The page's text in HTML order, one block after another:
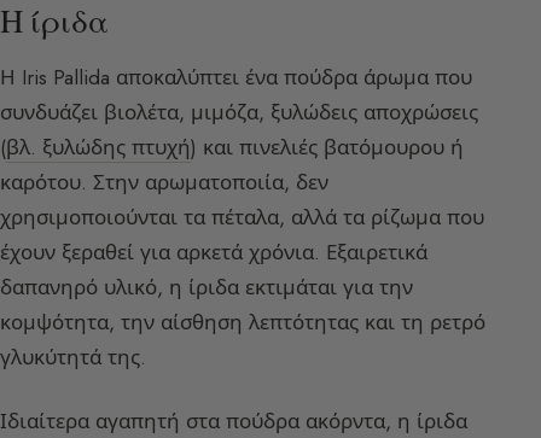
Η ίριδα
Η Iris Pallida αποκαλύπτει ένα πούδρα άρωμα που
συνδυάζει βιολέτα, μιμόζα, ξυλώδεις αποχρώσεις
(βλ. ξυλώδης πτυχή) και πινελιές βατόμουρου ή
καρότου. Στην αρωματοποιία, δεν
χρησιμοποιούνται τα πέταλα, αλλά τα ρίζωμα που
έχουν ξεραθεί για αρκετά χρόνια. Εξαιρετικά
δαπανηρό υλικό, η ίριδα εκτιμάται για την
κομψότητα, την αίσθηση λεπτότητας και τη ρετρό
γλυκύτητά της.
Ιδιαίτερα αγαπητή στα πούδρα ακόρντα, η ίριδα